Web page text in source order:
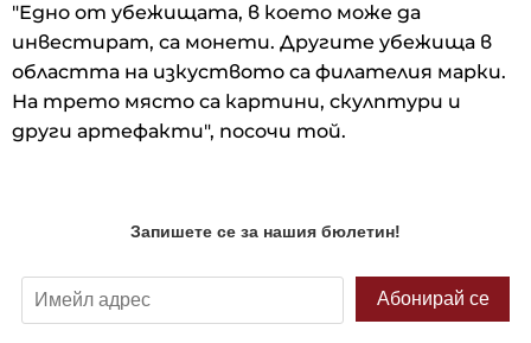
"Едно от убежищата, в което може да
инвестират, са монети. Другите убежища в
областта на изкуството са филателия марки.
На трето място са картини, скулптури и
други артефакти", посочи той.